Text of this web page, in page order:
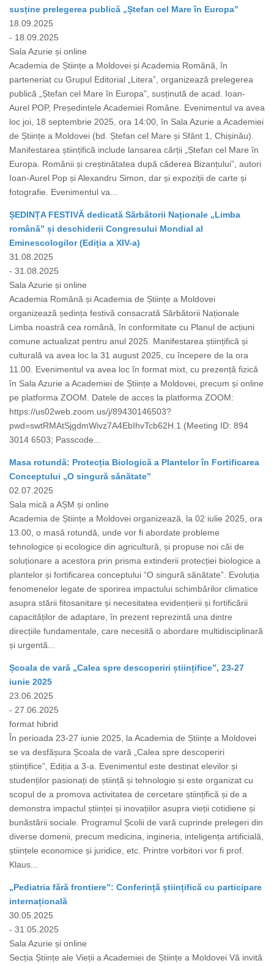
susține prelegerea publică „Ștefan cel Mare în Europa”
18.09.2025
- 18.09.2025
Sala Azurie și online
Academia de Științe a Moldovei și Academia Română, în
parteneriat cu Grupul Editorial „Litera”, organizează prelegerea
publică „Ștefan cel Mare în Europa”, susținută de acad. Ioan-
Aurel POP, Președintele Academiei Române. Evenimentul va avea
loc joi, 18 septembrie 2025, ora 14:00, în Sala Azurie a Academiei
de Științe a Moldovei (bd. Ștefan cel Mare și Sfânt 1, Chișinău).
Manifestarea științifică include lansarea cărții „Ștefan cel Mare în
Europa. Românii și creștinătatea după căderea Bizanțului”, autori
Ioan-Aurel Pop și Alexandru Simon, dar și expoziții de carte și
fotografie. Evenimentul va...
ȘEDINȚA FESTIVĂ dedicată Sărbătorii Naționale „Limba
română” și deschiderii Congresului Mondial al
Eminescologilor (Ediția a XIV-a)
31.08.2025
- 31.08.2025
Sala Azurie și online
Academia Română și Academia de Științe a Moldovei
organizează ședința festivă consacrată Sărbătorii Naționale
Limba noastră cea română, în conformitate cu Planul de acțiuni
comune actualizat pentru anul 2025. Manifestarea științifică și
culturală va avea loc la 31 august 2025, cu începere de la ora
11.00. Evenimentul va avea loc în format mixt, cu prezență fizică
în Sala Azurie a Academiei de Științe a Moldovei, precum și online
pe platforma ZOOM. Datele de acces la platforma ZOOM:
https://us02web.zoom.us/j/89430146503?
pwd=swtRMAtSjgdmWivz7A4EbIhvTcb62H.1 (Meeting ID: 894
3014 6503; Passcode...
Masa rotundă: Protecția Biologică a Plantelor în Fortificarea
Conceptului „O singură sănătate”
02.07.2025
Sala mică a AȘM și online
Academia de Științe a Moldovei organizează, la 02 iulie 2025, ora
13.00, o masă rotundă, unde vor fi abordate probleme
tehnologice și ecologice din agricultură, și propuse noi căi de
soluționare a acestora prin prisma extinderii protecției biologice a
plantelor și fortificarea conceptului “O singură sănătate”. Evoluția
fenomenelor legate de sporirea impactului schimbărilor climatice
asupra stării fitosanitare și necesitatea evidențierii și fortificării
capacităților de adaptare, în prezent reprezintă una dintre
direcțiile fundamentale, care necesită o abordare multidisciplinară
și urgentă...
Școala de vară „Calea spre descoperiri științifice”, 23-27
iunie 2025
23.06.2025
- 27.06.2025
format hibrid
În perioada 23-27 iunie 2025, la Academia de Științe a Moldovei
se va desfășura Școala de vară „Calea spre descoperiri
științifice”, Ediția a 3-a. Evenimentul este destinat elevilor și
studenților pasionați de știință și tehnologie și este organizat cu
scopul de a promova activitatea de cercetare științifică și de a
demonstra impactul științei și inovațiilor asupra vieții cotidiene și
bunăstării sociale. Programul Școlii de vară cuprinde prelegeri din
diverse domenii, precum medicina, ingineria, inteligența artificială,
științele economice și juridice, etc. Printre vorbitori vor fi prof.
Klaus...
„Pediatria fără frontiere”: Conferință științifică cu participare
internațională
30.05.2025
- 31.05.2025
Sala Azurie și online
Secția Științe ale Vieții a Academiei de Științe a Moldovei Vă invită